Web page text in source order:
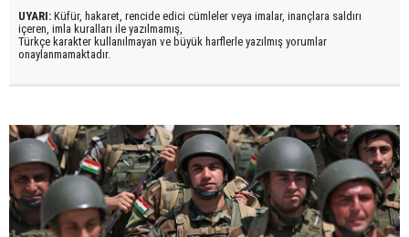
UYARI: Küfür, hakaret, rencide edici cümleler veya imalar, inançlara saldırı
içeren, imla kuralları ile yazılmamış,
Türkçe karakter kullanılmayan ve büyük harflerle yazılmış yorumlar
onaylanmamaktadır.